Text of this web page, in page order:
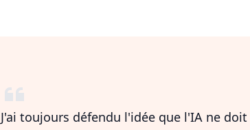
J'ai toujours défendu l'idée que l'IA ne